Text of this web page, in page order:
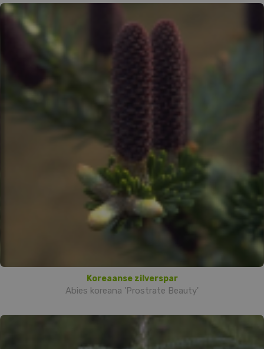
Koreaanse zilverspar
Abies koreana 'Prostrate Beauty'